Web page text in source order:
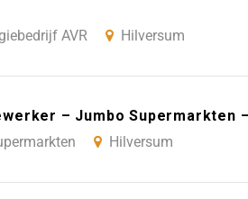
AVR
Hilversum
– Jumbo Supermarkten
Hilversum